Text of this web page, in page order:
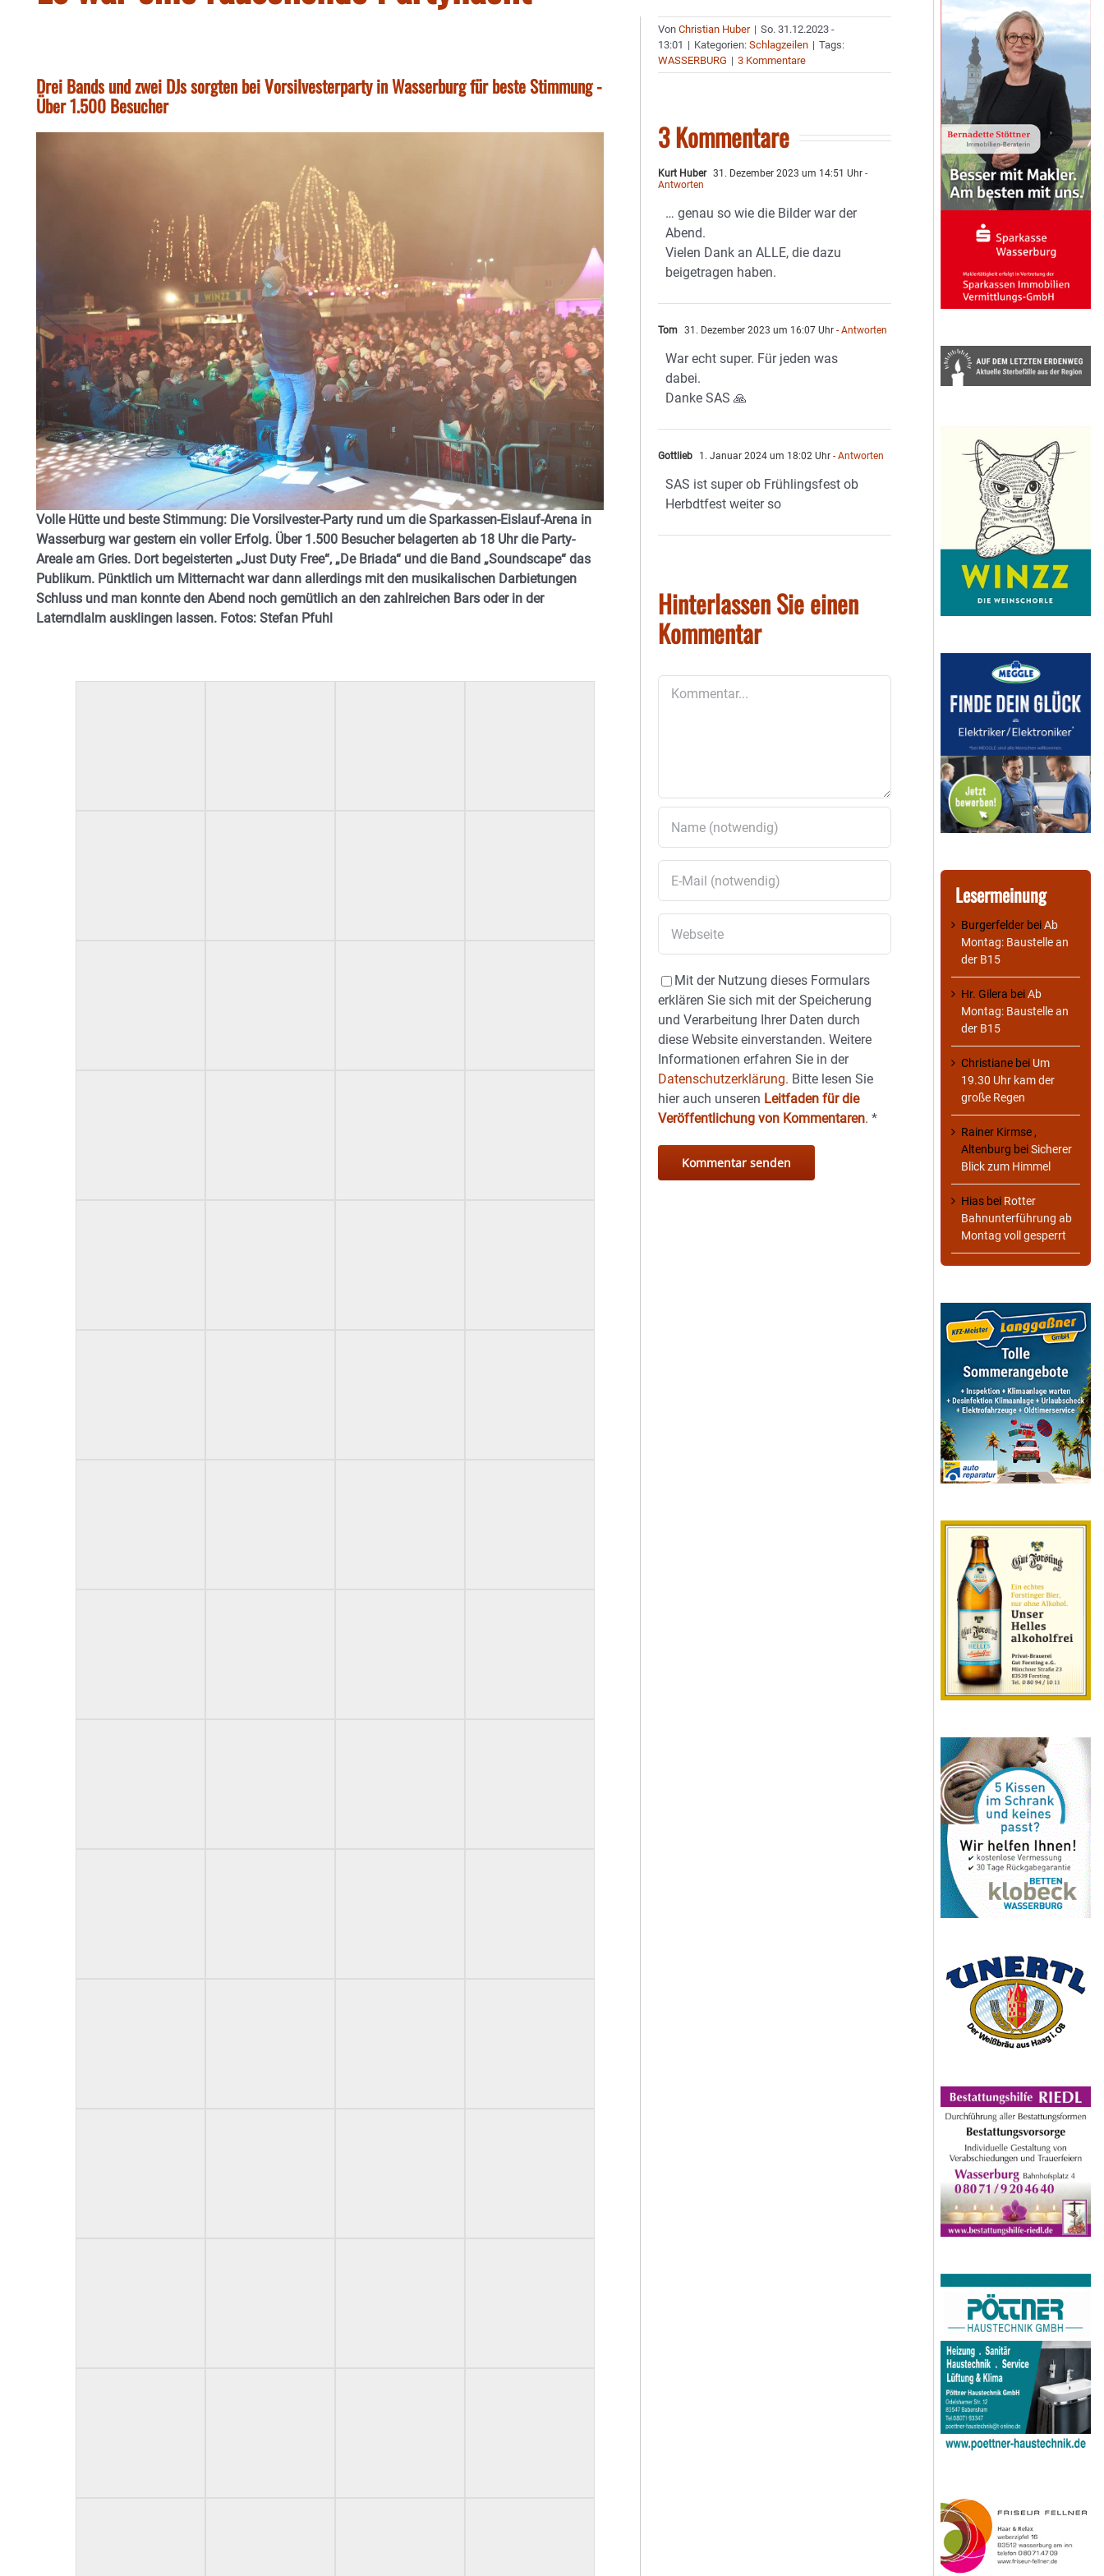
Drei Bands und zwei DJs sorgten bei Vorsilvesterparty in Wasserburg für beste Stimmung -
Über 1.500 Besucher
Volle Hütte und beste Stimmung: Die Vorsilvester-Party rund um die Sparkassen-Eislauf-Arena in
Wasserburg war gestern ein voller Erfolg. Über 1.500 Besucher belagerten ab 18 Uhr die Party-
Areale am Gries. Dort begeisterten „Just Duty Free“, „De Briada“ und die Band „Soundscape“ das
Publikum. Pünktlich um Mitternacht war dann allerdings mit den musikalischen Darbietungen
Schluss und man konnte den Abend noch gemütlich an den zahlreichen Bars oder in der
Laterndlalm ausklingen lassen. Fotos: Stefan Pfuhl
VonChristian Huber | So. 31.12.2023 -
13:01 | Kategorien:Schlagzeilen | Tags:
WASSERBURG | 3 Kommentare
3 Kommentare
Kurt Huber 31. Dezember 2023 um 14:51 Uhr -
Antworten
… genau so wie die Bilder war der
Abend.
Vielen Dank an ALLE, die dazu
beigetragen haben.
Tom 31. Dezember 2023 um 16:07 Uhr - Antworten
War echt super. Für jeden was
dabei.
Danke SAS 🙏
Gottlieb 1. Januar 2024 um 18:02 Uhr - Antworten
SAS ist super ob Frühlingsfest ob
Herbdtfest weiter so
Hinterlassen Sie einen
Kommentar
Mit der Nutzung dieses Formulars
erklären Sie sich mit der Speicherung
und Verarbeitung Ihrer Daten durch
diese Website einverstanden. Weitere
Informationen erfahren Sie in der
Datenschutzerklärung. Bitte lesen Sie
hier auch unseren Leitfaden für die
Veröffentlichung von Kommentaren.*
Lesermeinung
Burgerfelder beiAb
Montag: Baustelle an
der B15
Hr. Gilera beiAb
Montag: Baustelle an
der B15
Christiane bei Um
19.30 Uhr kam der
große Regen
Rainer Kirmse ,
Altenburg beiSicherer
Blick zum Himmel
Hias bei Rotter
Bahnunterführung ab
Montag voll gesperrt